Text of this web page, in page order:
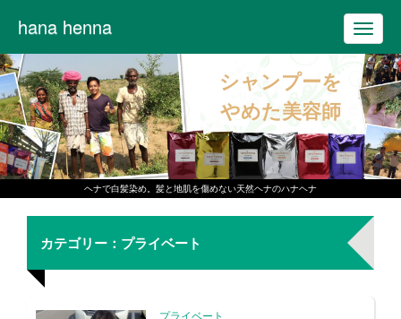
シャンプーを
やめた美容師
T
o
g
g
l
e
n
a
v
g
hana henna
ヘナで白髪染め。髪と地肌を傷めない天然ヘナのハナヘナ
カテゴリー：プライベート
プライベート